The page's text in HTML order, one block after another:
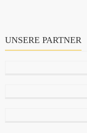
UNSERE PARTNER